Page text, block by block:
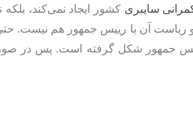
سایبری کشور ایجاد نمی‌کند،
ریاست آن با رییس جمهور هم نیست.
جمهور شکل گرفته است. پس در